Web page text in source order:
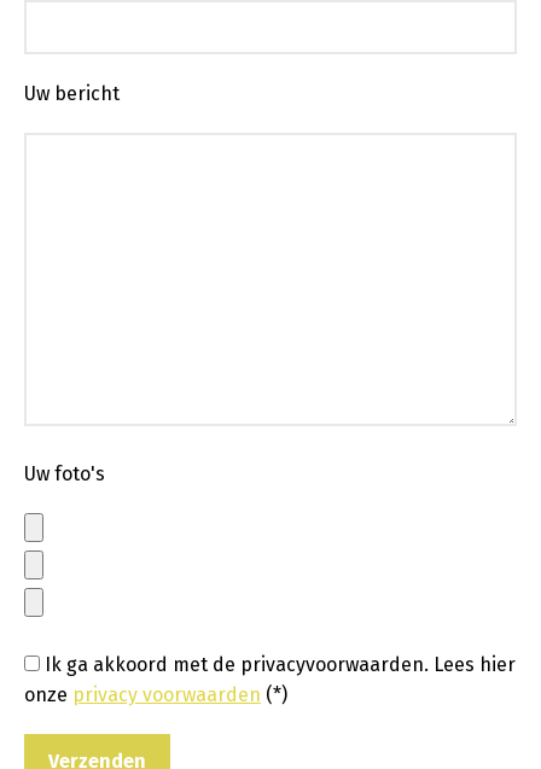
Uw bericht
Uw foto's
Ik ga akkoord met de privacyvoorwaarden. Lees hier
onze privacy voorwaarden (*)